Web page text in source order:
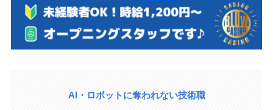
AI・ロボットに奪われない技術職